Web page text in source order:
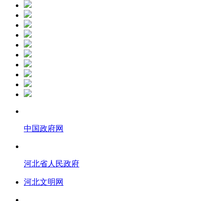
中国政府网
河北省人民政府
河北文明网